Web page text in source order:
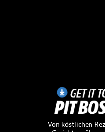
Von köstlichen